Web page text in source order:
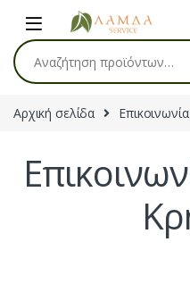
Skip to navigation
Skip to content
Αναζήτηση για:
Αρχική σελίδα